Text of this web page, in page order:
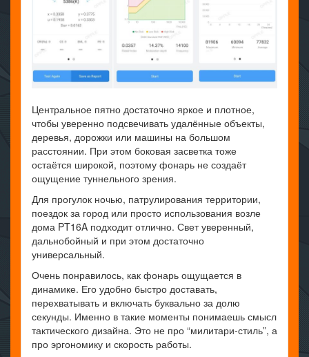
Центральное пятно достаточно яркое и плотное,
чтобы уверенно подсвечивать удалённые объекты,
деревья, дорожки или машины на большом
расстоянии. При этом боковая засветка тоже
остаётся широкой, поэтому фонарь не создаёт
ощущение туннельного зрения.
Для прогулок ночью, патрулирования территории,
поездок за город или просто использования возле
дома PT16A подходит отлично. Свет уверенный,
дальнобойный и при этом достаточно
универсальный.
Очень понравилось, как фонарь ощущается в
динамике. Его удобно быстро доставать,
перехватывать и включать буквально за долю
секунды. Именно в такие моменты понимаешь смысл
тактического дизайна. Это не про “милитари-стиль”, а
про эргономику и скорость работы.